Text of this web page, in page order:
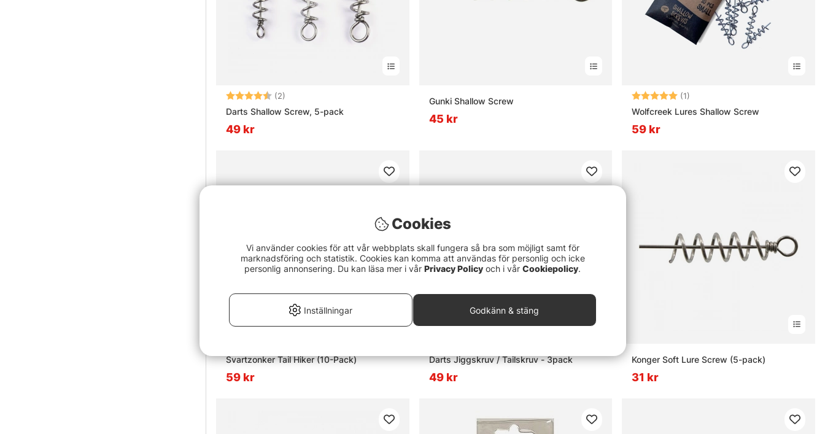
Betyg: (2)
Darts Shallow Screw, 5-pack
49 kr
Gunki Shallow Screw
45 kr
Betyg: (1)
Wolfcreek Lures Shallow Screw
59 kr
Svartzonker Tail Hiker (10-Pack)
59 kr
Darts Jiggskruv / Tailskruv - 3pack
49 kr
Konger Soft Lure Screw (5-pack)
31 kr
Cookies
Vi använder cookies för att vår webbplats skall fungera så bra som möjligt samt för
marknadsföring och statistik. Cookies kan komma att användas för personlig och icke
personlig annonsering. Du kan läsa mer i vår Privacy Policy och i vår Cookiepolicy.
Inställningar Godkänn & stäng